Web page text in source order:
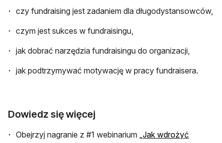
czy fundraising jest zadaniem dla długodystansowców,
czym jest sukces w fundraisingu,
jak dobrać narzędzia fundraisingu do organizacji,
jak podtrzymywać motywację w pracy fundraisera.
Dowiedz się więcej
Obejrzyj nagranie z #1 webinarium „Jak wdrożyć